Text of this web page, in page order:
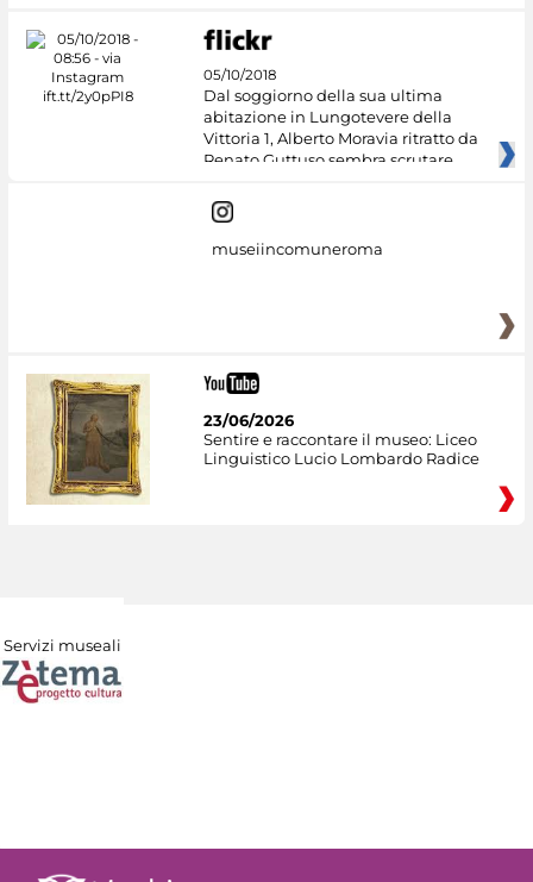
05/10/2018
Dal soggiorno della sua ultima
abitazione in Lungotevere della
Vittoria 1, Alberto Moravia ritratto da
Renato Guttuso sembra scrutare
museiincomuneroma
23/06/2026
Sentire e raccontare il museo: Liceo
Linguistico Lucio Lombardo Radice
Servizi museali